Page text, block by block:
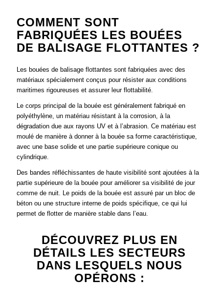
COMMENT SONT
FABRIQUÉES LES BOUÉES
DE BALISAGE FLOTTANTES ?
Les bouées de balisage flottantes sont fabriquées avec des
matériaux spécialement conçus pour résister aux conditions
maritimes rigoureuses et assurer leur flottabilité.
Le corps principal de la bouée est généralement fabriqué en
polyéthylène, un matériau résistant à la corrosion, à la
dégradation due aux rayons UV et à l’abrasion. Ce matériau est
moulé de manière à donner à la bouée sa forme caractéristique,
avec une base solide et une partie supérieure conique ou
cylindrique.
Des bandes réfléchissantes de haute visibilité sont ajoutées à la
partie supérieure de la bouée pour améliorer sa visibilité de jour
comme de nuit. Le poids de la bouée est assuré par un bloc de
béton ou une structure interne de poids spécifique, ce qui lui
permet de flotter de manière stable dans l’eau.
DÉCOUVREZ PLUS EN
DÉTAILS LES SECTEURS
DANS LESQUELS NOUS
OPÉRONS :